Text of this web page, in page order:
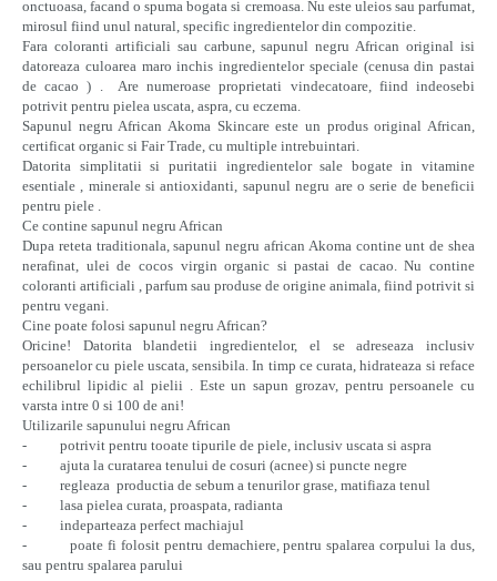
onctuoasa, facand o spuma bogata si cremoasa. Nu este uleios sau parfumat,
mirosul fiind unul natural, specific ingredientelor din compozitie.
Fara coloranti artificiali sau carbune, sapunul negru African original isi
datoreaza culoarea maro inchis ingredientelor speciale (cenusa din pastai
de cacao ) . Are numeroase proprietati vindecatoare, fiind indeosebi
potrivit pentru pielea uscata, aspra, cu eczema.
Sapunul negru African Akoma Skincare este un produs original African,
certificat organic si Fair Trade, cu multiple intrebuintari.
Datorita simplitatii si puritatii ingredientelor sale bogate in vitamine
esentiale , minerale si antioxidanti, sapunul negru are o serie de beneficii
pentru piele .
Ce contine sapunul negru African
Dupa reteta traditionala, sapunul negru african Akoma contine unt de shea
nerafinat, ulei de cocos virgin organic si pastai de cacao. Nu contine
coloranti artificiali , parfum sau produse de origine animala, fiind potrivit si
pentru vegani.
Cine poate folosi sapunul negru African?
Oricine! Datorita blandetii ingredientelor, el se adreseaza inclusiv
persoanelor cu piele uscata, sensibila. In timp ce curata, hidrateaza si reface
echilibrul lipidic al pielii . Este un sapun grozav, pentru persoanele cu
varsta intre 0 si 100 de ani!
Utilizarile sapunului negru African
- potrivit pentru tooate tipurile de piele, inclusiv uscata si aspra
- ajuta la curatarea tenului de cosuri (acnee) si puncte negre
- regleaza productia de sebum a tenurilor grase, matifiaza tenul
- lasa pielea curata, proaspata, radianta
- indeparteaza perfect machiajul
- poate fi folosit pentru demachiere, pentru spalarea corpului la dus,
sau pentru spalarea parului